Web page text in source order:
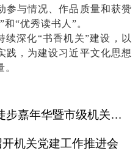
参与情况、作品质量和获赞
“优秀读书人”。
续深化“书香机关”建设，以
践，为建设习近平文化思想
永远跟党走·上海城市徒步嘉年华暨市级机关运动会开幕
机关党建工作推进会